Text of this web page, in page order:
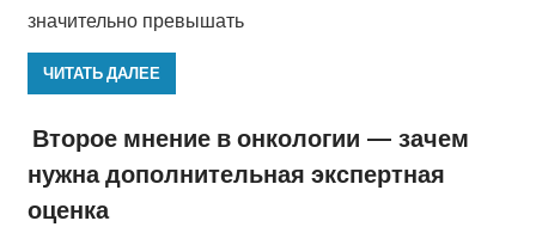
значительно превышать
ЧИТАТЬ ДАЛЕЕ
Второе мнение в онкологии — зачем
нужна дополнительная экспертная
оценка